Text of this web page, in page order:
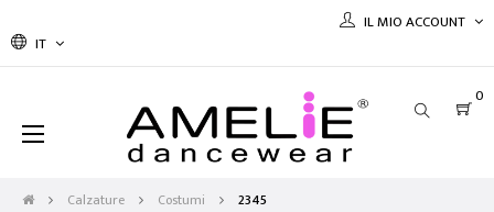
IT
IL MIO ACCOUNT
0
navigazione
Toggle
☰
Calzature Costumi 2345